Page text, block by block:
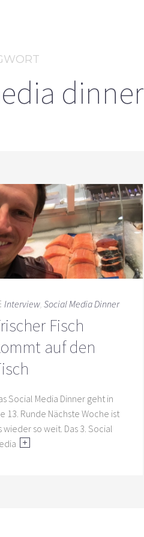
dinner
Interview Social Media Dinner
Fisch
auf den
Social Media Dinner geht in
13. Runde Nächste Woche ist
wieder so weit. Das 3. Social